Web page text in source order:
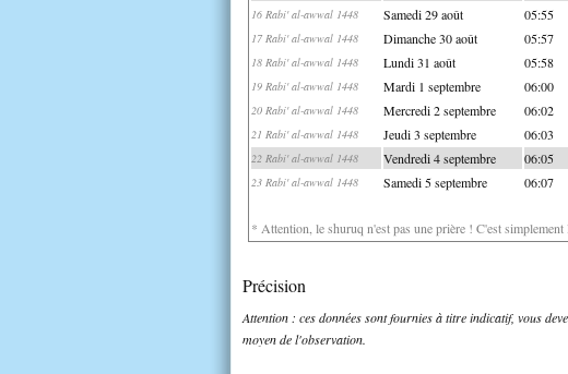
16 Rabi' al-awwal 1448 Samedi 29 août 05:55
17 Rabi' al-awwal 1448 Dimanche 30 août 05:57
18 Rabi' al-awwal 1448 Lundi 31 août 05:58
19 Rabi' al-awwal 1448 Mardi 1 septembre 06:00
20 Rabi' al-awwal 1448 Mercredi 2 septembre 06:02
21 Rabi' al-awwal 1448 Jeudi 3 septembre 06:03
22 Rabi' al-awwal 1448 Vendredi 4 septembre 06:05
23 Rabi' al-awwal 1448 Samedi 5 septembre 06:07
* Attention, le shuruq n'est pas une prière ! C'est
Précision
Attention : ces données sont fournies à titre indicatif, vous
moyen de l'observation.